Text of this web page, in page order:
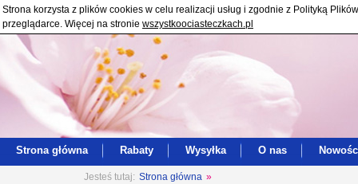
Strona korzysta z plików cookies w celu realizacji usług i zgodnie z Polityką
przeglądarce. Więcej na stronie wszystkoociasteczkach.pl
Strona główna Rabaty Wysyłka O nas
Jesteś tutaj: Strona główna »